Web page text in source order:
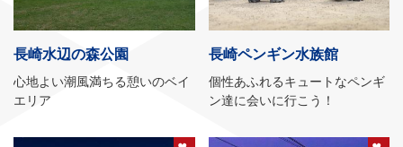
長崎水辺の森公園
心地よい潮風満ちる憩いのベイ
エリア
長崎ペンギン水族館
個性あふれるキュートなペンギ
ン達に会いに行こう！